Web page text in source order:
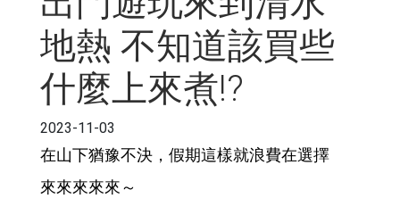
地熱 不知道該買些
什麼上來煮!?
2023-11-03
在山下猶豫不決，假期這樣就浪費在選擇
來來來來來～